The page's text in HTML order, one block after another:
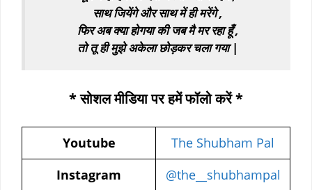
साथ जियेंगे और साथ में ही मरेंगे ,
फिर अब क्या होगया की जब मै मर रहा हूँ ,
तो तू ही मुझे अकेला छोड़कर चला गया |
* सोशल मीडिया पर हमें फॉलो करें *
Youtube
The Shubham Pal
Instagram
@the__shubhampal